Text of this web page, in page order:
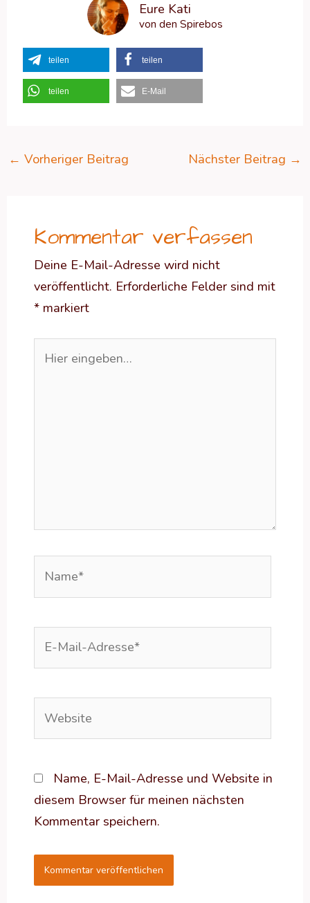
Eure Kati
von den Spirebos
teilen teilen
teilen E-Mail
← Vorheriger Beitrag Nächster Beitrag →
Kommentar verfassen
Deine E-Mail-Adresse wird nicht
veröffentlicht. Erforderliche Felder sind mit
*markiert
eingeben…
Name, E-Mail-Adresse und Website in
diesem Browser für meinen nächsten
Kommentar speichern.